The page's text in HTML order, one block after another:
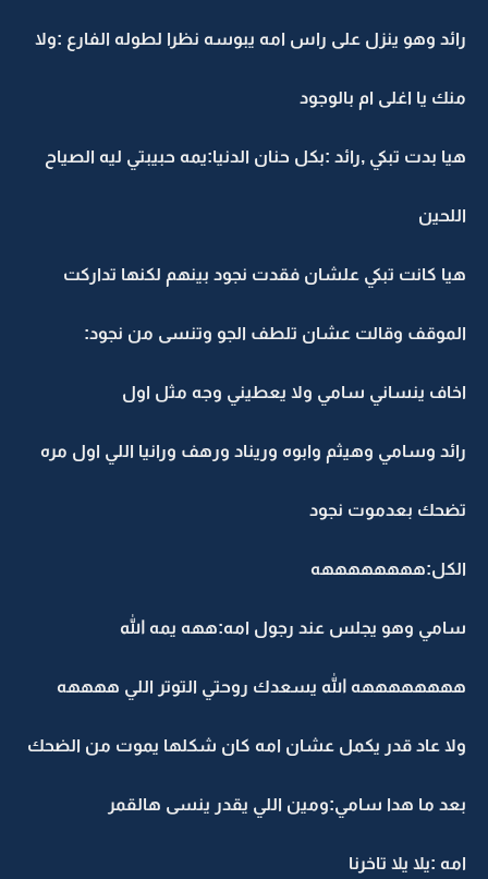
رائد وهو ينزل على راس امه يبوسه نظرا لطوله الفارع :ولا
منك يا اغلى ام بالوجود
هيا بدت تبكي ,رائد :بكل حنان الدنيا:يمه حبيبتي ليه الصياح
اللحين
هيا كانت تبكي علشان فقدت نجود بينهم لكنها تداركت
الموقف وقالت عشان تلطف الجو وتنسى من نجود:
اخاف ينساني سامي ولا يعطيني وجه مثل اول
رائد وسامي وهيثم وابوه وريناد ورهف ورانيا اللي اول مره
تضحك بعدموت نجود
الكل:ههههههههه
سامي وهو يجلس عند رجول امه:ههه يمه الله
ههههههههه الله يسعدك روحتي التوتر اللي ههههه
ولا عاد قدر يكمل عشان امه كان شكلها يموت من الضحك
بعد ما هدا سامي:ومين اللي يقدر ينسى هالقمر
امه :يلا يلا تاخرنا